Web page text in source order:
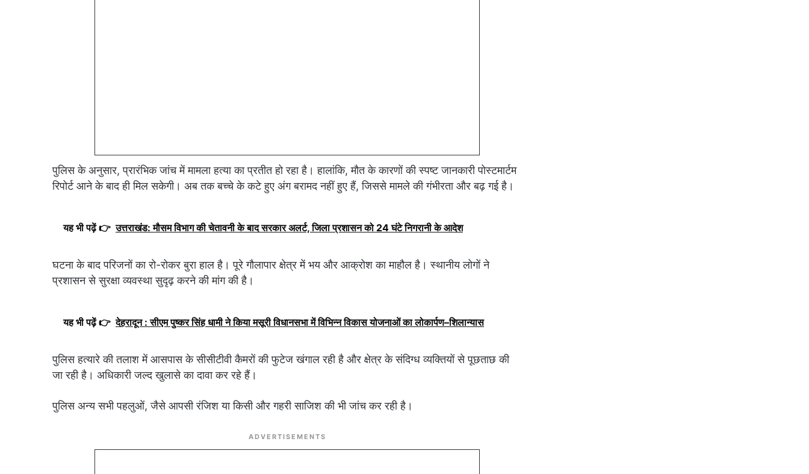
पुलिस के अनुसार, प्रारंभिक जांच में मामला हत्या का प्रतीत हो रहा है। हालांकि, मौत के कारणों की स्पष्ट जानकारी पोस्टमार्टम
रिपोर्ट आने के बाद ही मिल सकेगी। अब तक बच्चे के कटे हुए अंग बरामद नहीं हुए हैं, जिससे मामले की गंभीरता और बढ़ गई है।
यह भी पढ़ें 👉 उत्तराखंड: मौसम विभाग की चेतावनी के बाद सरकार अलर्ट, जिला प्रशासन को 24 घंटे निगरानी के आदेश
घटना के बाद परिजनों का रो-रोकर बुरा हाल है। पूरे गौलापार क्षेत्र में भय और आक्रोश का माहौल है। स्थानीय लोगों ने
प्रशासन से सुरक्षा व्यवस्था सुदृढ़ करने की मांग की है।
यह भी पढ़ें 👉 देहरादून : सीएम पुष्कर सिंह धामी ने किया मसूरी विधानसभा में विभिन्न विकास योजनाओं का लोकार्पण–शिलान्यास
पुलिस हत्यारे की तलाश में आसपास के सीसीटीवी कैमरों की फुटेज खंगाल रही है और क्षेत्र के संदिग्ध व्यक्तियों से पूछताछ की
जा रही है। अधिकारी जल्द खुलासे का दावा कर रहे हैं।
पुलिस अन्य सभी पहलुओं, जैसे आपसी रंजिश या किसी और गहरी साजिश की भी जांच कर रही है।
ADVERTISEMENTS